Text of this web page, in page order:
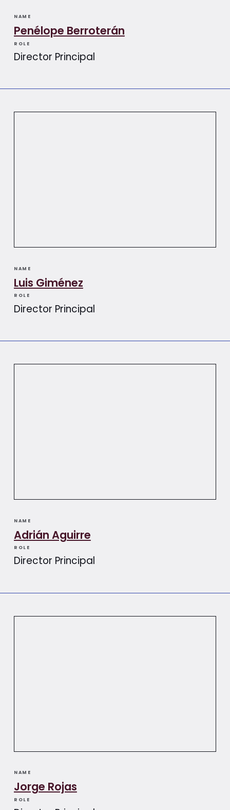
NAME
Penélope Berroterán​​
ROLE
Director Principal
NAME
Luis Giménez​​
ROLE
Director Principal
NAME
Adrián Aguirre​​
ROLE
Director Principal
NAME
Jorge Rojas
ROLE